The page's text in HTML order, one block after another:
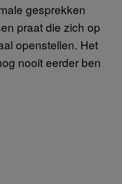
gesprekken
praat die zich op
openstellen. Het
nooit eerder ben